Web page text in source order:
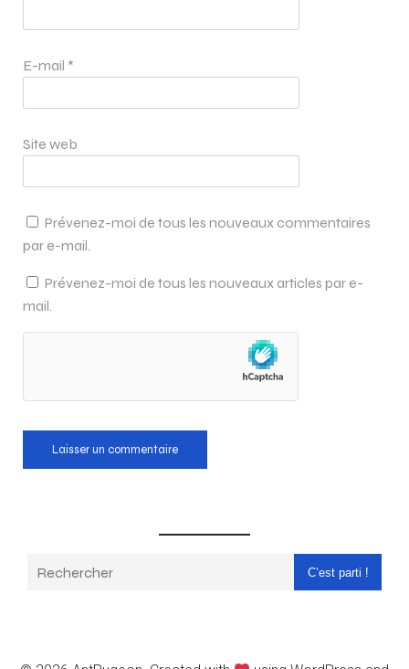
E-mail *
Site web
Prévenez-moi de tous les nouveaux commentaires
par e-mail.
Prévenez-moi de tous les nouveaux articles par e-
mail.
C’est parti !